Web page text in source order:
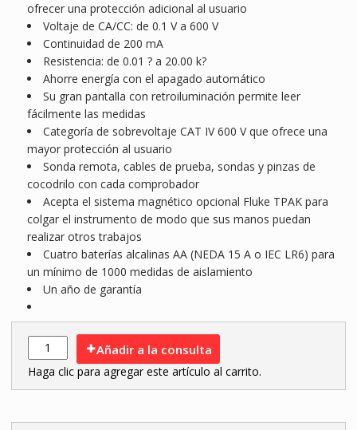
ofrecer una protección adicional al usuario
Voltaje de CA/CC: de 0.1 V a 600 V
Continuidad de 200 mA
Resistencia: de 0.01 ? a 20.00 k?
Ahorre energía con el apagado automático
Su gran pantalla con retroiluminación permite leer
fácilmente las medidas
Categoría de sobrevoltaje CAT IV 600 V que ofrece una
mayor protección al usuario
Sonda remota, cables de prueba, sondas y pinzas de
cocodrilo con cada comprobador
Acepta el sistema magnético opcional Fluke TPAK para
colgar el instrumento de modo que sus manos puedan
realizar otros trabajos
Cuatro baterías alcalinas AA (NEDA 15 A o IEC LR6) para
un mínimo de 1000 medidas de aislamiento
Un año de garantía
Añadir a la consulta
Haga clic para agregar este artículo al carrito.